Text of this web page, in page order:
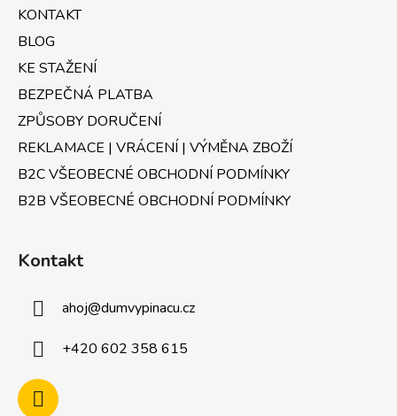
ý
p
i
s
KONTAKT
BLOG
KE STAŽENÍ
BEZPEČNÁ PLATBA
ZPŮSOBY DORUČENÍ
REKLAMACE | VRÁCENÍ | VÝMĚNA ZBOŽÍ
B2C VŠEOBECNÉ OBCHODNÍ PODMÍNKY
B2B VŠEOBECNÉ OBCHODNÍ PODMÍNKY
Kontakt
ahoj@dumvypinacu.cz
+420 602 358 615